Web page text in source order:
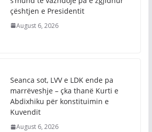
s’mund të vazhdojë pa e zgjidhur
çështjen e Presidentit
Seanca sot, LVV e LDK ende pa
marrëveshje – çka thanë Kurti e
Abdixhiku për konstituimin e
Kuvendit